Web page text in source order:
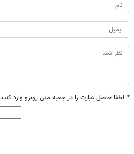
* لطفا حاصل عبارت را در جعبه متن روبرو وارد کنید